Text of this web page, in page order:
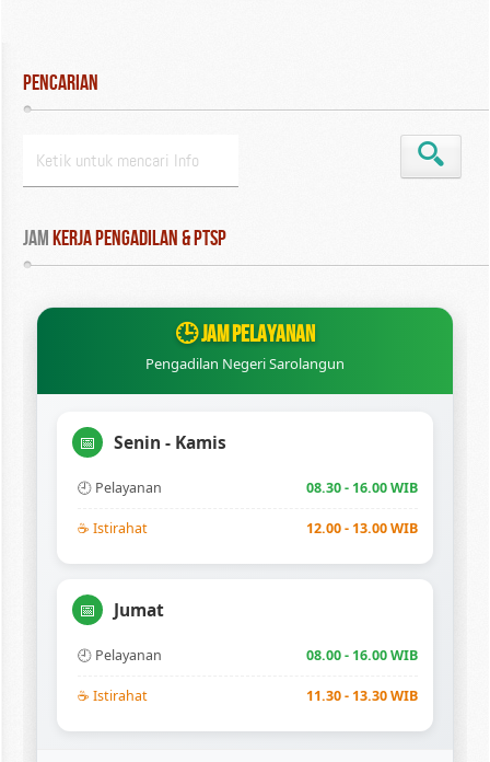
Pencarian
Jam Kerja Pengadilan & PTSP
🕒 JAM PELAYANAN
Pengadilan Negeri Sarolangun
📅 Senin - Kamis
🕘 Pelayanan 08.30 - 16.00 WIB
☕ Istirahat 12.00 - 13.00 WIB
📅 Jumat
🕘 Pelayanan 08.00 - 16.00 WIB
☕ Istirahat 11.30 - 13.30 WIB